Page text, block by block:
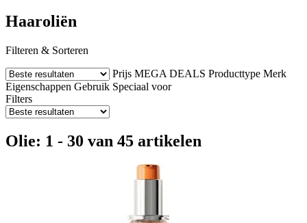
Haaroliën
Filteren & Sorteren
Prijs MEGA DEALS Producttype Merk
Eigenschappen Gebruik Speciaal voor
Filters
Olie: 1 - 30 van 45 artikelen